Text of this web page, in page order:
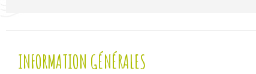
INFORMATION GÉNÉRALES